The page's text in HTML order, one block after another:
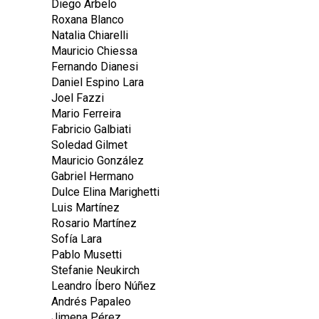
Diego Arbelo
Roxana Blanco
Natalia Chiarelli
Mauricio Chiessa
Fernando Dianesi
Daniel Espino Lara
Joel Fazzi
Mario Ferreira
Fabricio Galbiati
Soledad Gilmet
Mauricio González
Gabriel Hermano
Dulce Elina Marighetti
Luis Martínez
Rosario Martínez
Sofía Lara
Pablo Musetti
Stefanie Neukirch
Leandro Íbero Núñez
Andrés Papaleo